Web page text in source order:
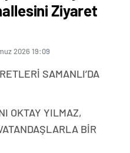
Ziyaret
2026 19:09
SAMANLI’DA
OKTAY YILMAZ,
BİR